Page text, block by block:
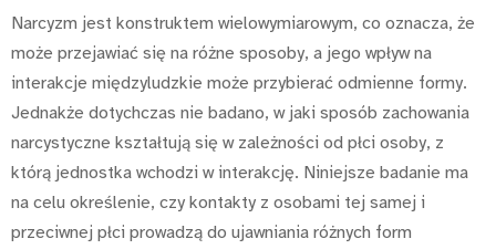
Narcyzm jest konstruktem wielowymiarowym, co oznacza, że
może przejawiać się na różne sposoby, a jego wpływ na
interakcje międzyludzkie może przybierać odmienne formy.
Jednakże dotychczas nie badano, w jaki sposób zachowania
narcystyczne kształtują się w zależności od płci osoby, z
którą jednostka wchodzi w interakcję. Niniejsze badanie ma
na celu określenie, czy kontakty z osobami tej samej i
przeciwnej płci prowadzą do ujawniania różnych form